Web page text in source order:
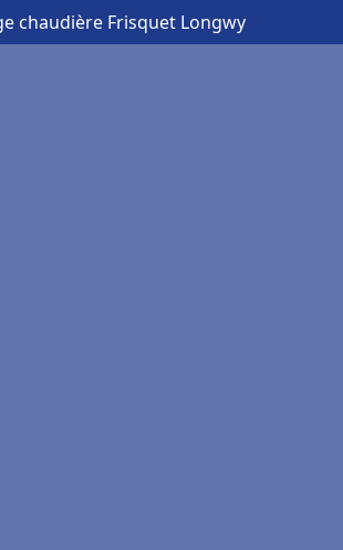
chaudière Frisquet Longwy